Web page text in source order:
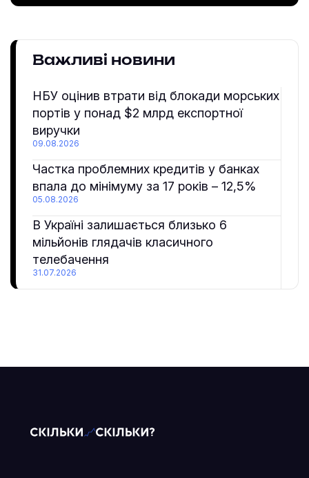
Важливі новини
НБУ оцінив втрати від блокади морських
портів у понад $2 млрд експортної
виручки
09.08.2026
Частка проблемних кредитів у банках
впала до мінімуму за 17 років – 12,5%
05.08.2026
В Україні залишається близько 6
мільйонів глядачів класичного
телебачення
31.07.2026